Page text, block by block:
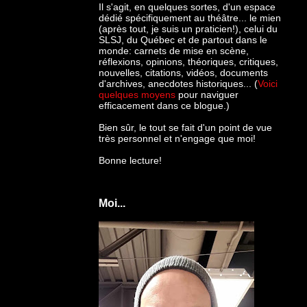
Il s'agit, en quelques sortes, d'un espace
dédié spécifiquement au théâtre... le mien
(après tout, je suis un praticien!), celui du
SLSJ, du Québec et de partout dans le
monde: carnets de mise en scène,
réflexions, opinions, théoriques, critiques,
nouvelles, citations, vidéos, documents
d'archives, anecdotes historiques... (Voici
quelques moyens pour naviguer
efficacement dans ce blogue.)
Bien sûr, le tout se fait d'un point de vue
très personnel et n'engage que moi!
Bonne lecture!
Moi...